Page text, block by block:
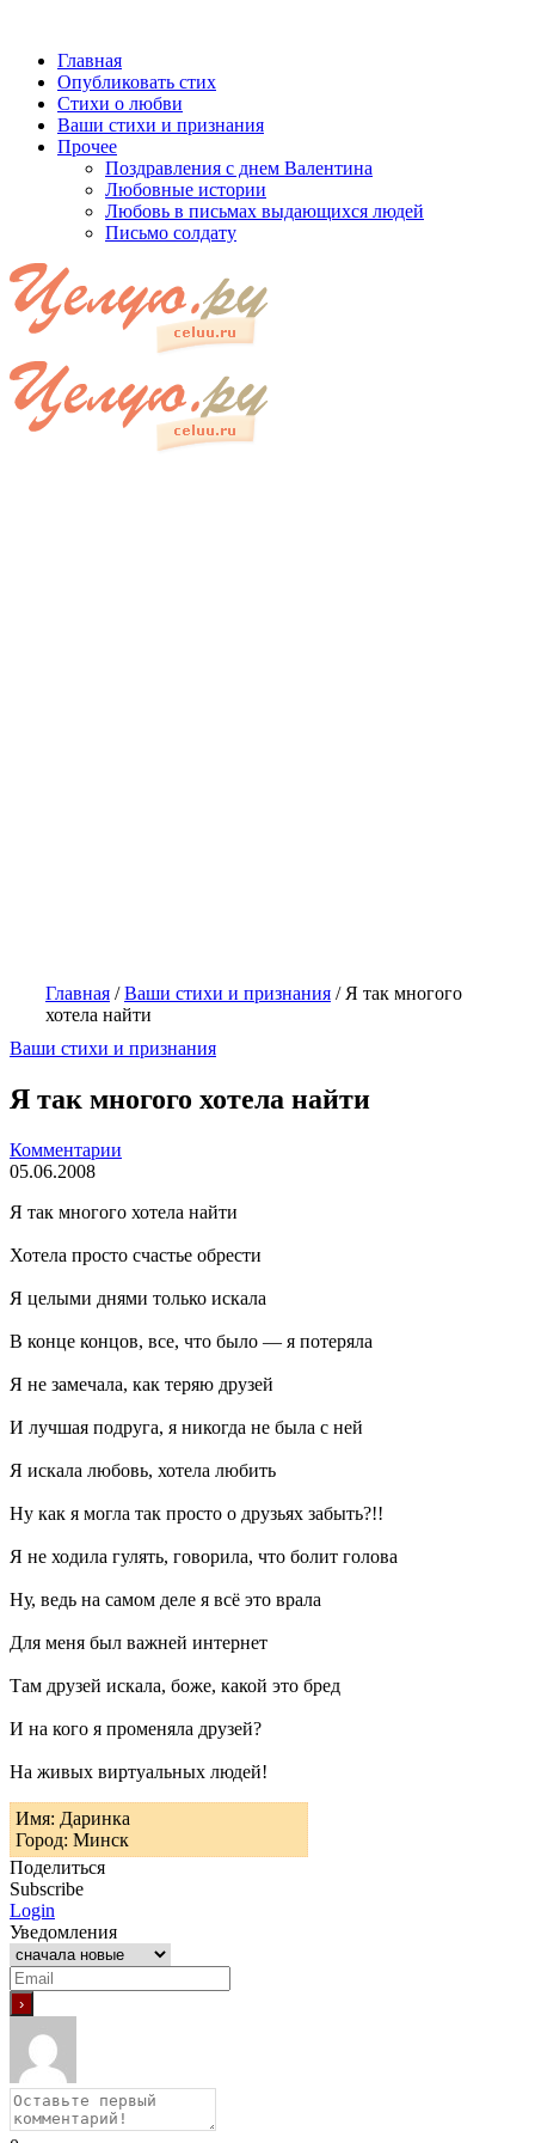
Главная
Опубликовать стих
Стихи о любви
Ваши стихи и признания
Прочее
Поздравления с днем Валентина
Любовные истории
Любовь в письмах выдающихся людей
Письмо солдату
Главная /Ваши стихи и признания / Я так многого
хотела найти
Ваши стихи и признания
Я так многого хотела найти
Комментарии
05.06.2008
Я так многого хотела найти
Хотела просто счастье обрести
Я целыми днями только искала
В конце концов, все, что было — я потеряла
Я не замечала, как теряю друзей
И лучшая подруга, я никогда не была с ней
Я искала любовь, хотела любить
Ну как я могла так просто о друзьях забыть?!!
Я не ходила гулять, говорила, что болит голова
Ну, ведь на самом деле я всё это врала
Для меня был важней интернет
Там друзей искала, боже, какой это бред
И на кого я променяла друзей?
На живых виртуальных людей!
Имя: Даринка
Город: Минск
Поделиться
Subscribe
Login
Уведомления